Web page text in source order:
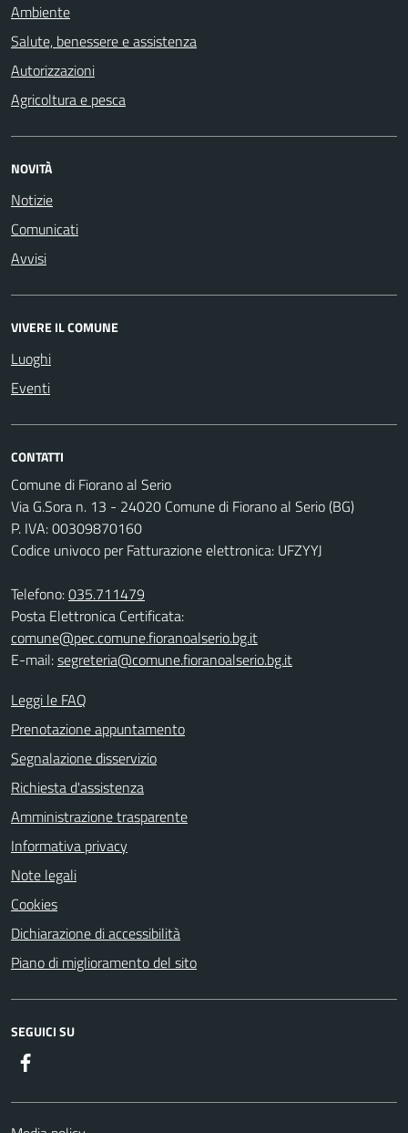
Ambiente
Salute, benessere e assistenza
Autorizzazioni
Agricoltura e pesca
NOVITÀ
Notizie
Comunicati
Avvisi
VIVERE IL COMUNE
Luoghi
Eventi
CONTATTI
Comune di Fiorano al Serio
Via G.Sora n. 13 - 24020 Comune di Fiorano al Serio (BG)
P. IVA: 00309870160
Codice univoco per Fatturazione elettronica: UFZYYJ
Telefono:035.711479
Posta Elettronica Certificata:
comune@pec.comune.fioranoalserio.bg.it
E-mail:segreteria@comune.fioranoalserio.bg.it
Leggi le FAQ
Prenotazione appuntamento
Segnalazione disservizio
Richiesta d'assistenza
Amministrazione trasparente
Informativa privacy
Note legali
Cookies
Dichiarazione di accessibilità
Piano di miglioramento del sito
SEGUICI SU